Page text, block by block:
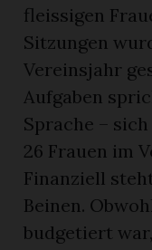
fleissigen
Sitzungen
Vereinsjahr
Aufgaben
Sprache –
26 Frauen im
Finanziell
Beinen.
budgetiert